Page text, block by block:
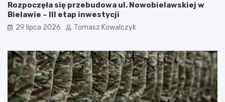
Rozpoczęła się przebudowa ul. Nowobielawskiej w
Bielawie – III etap inwestycji
29 lipca 2026 Tomasz Kowalczyk